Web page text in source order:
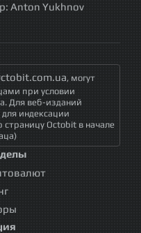
Anton Yukhnov
, могут
при условии
Для веб-изданий
индексации
Octobit в начале